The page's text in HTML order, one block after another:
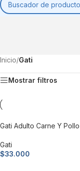
Inicio/Gati
Mostrar filtros
Gati Adulto Carne Y Pollo
Gati
$33.000